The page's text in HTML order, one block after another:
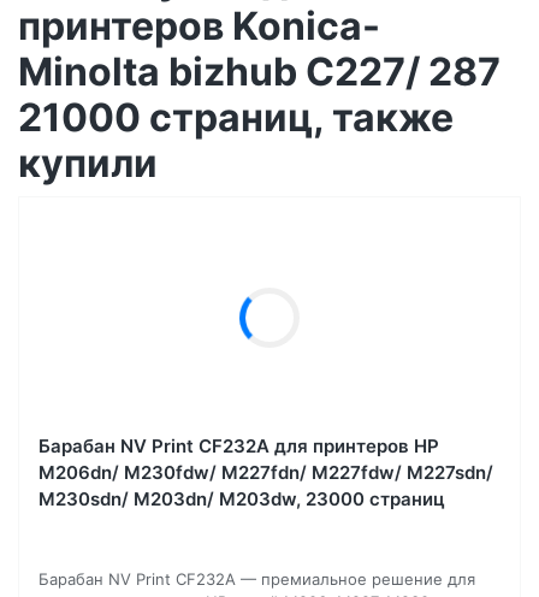
принтеров Konica-
Minolta bizhub C227/ 287
21000 страниц, также
купили
Барабан NV Print CF232A для принтеров HP
M206dn/ M230fdw/ M227fdn/ M227fdw/ M227sdn/
M230sdn/ M203dn/ M203dw, 23000 страниц
Барабан NV Print CF232A — премиальное решение для